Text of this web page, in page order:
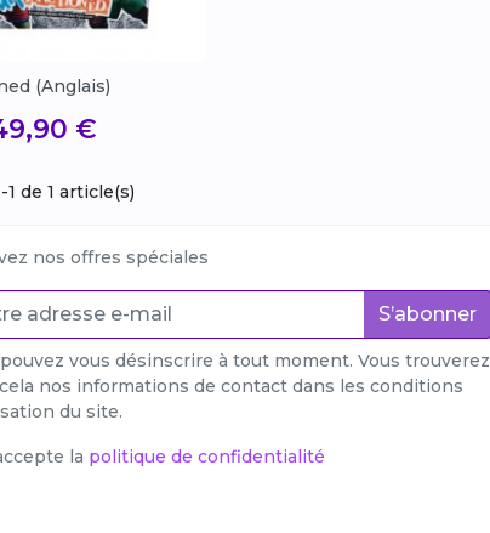
Aperçu rapide
(Anglais)
€
de 1 article(s)
nos offres spéciales
S’abonner
vous désinscrire à tout moment. Vous trouverez
nos informations de contact dans les conditions
du site.
la politique de confidentialité